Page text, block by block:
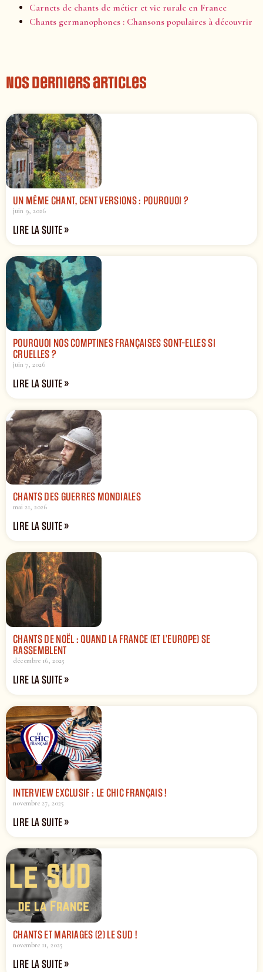
Carnets de chants de métier et vie rurale en France
Chants germanophones : Chansons populaires à découvrir
Nos derniers articles
UN MÊME CHANT, CENT VERSIONS : POURQUOI ?
juin 9, 2026
LIRE LA SUITE »
POURQUOI NOS COMPTINES FRANÇAISES SONT-ELLES SI
CRUELLES ?
juin 7, 2026
LIRE LA SUITE »
CHANTS DES GUERRES MONDIALES
mai 21, 2026
LIRE LA SUITE »
CHANTS DE NOËL : QUAND LA FRANCE (ET L’EUROPE) SE
RASSEMBLENT
décembre 16, 2025
LIRE LA SUITE »
INTERVIEW EXCLUSIF : LE CHIC FRANÇAIS !
novembre 27, 2025
LIRE LA SUITE »
CHANTS ET MARIAGES (2) LE SUD !
novembre 11, 2025
LIRE LA SUITE »